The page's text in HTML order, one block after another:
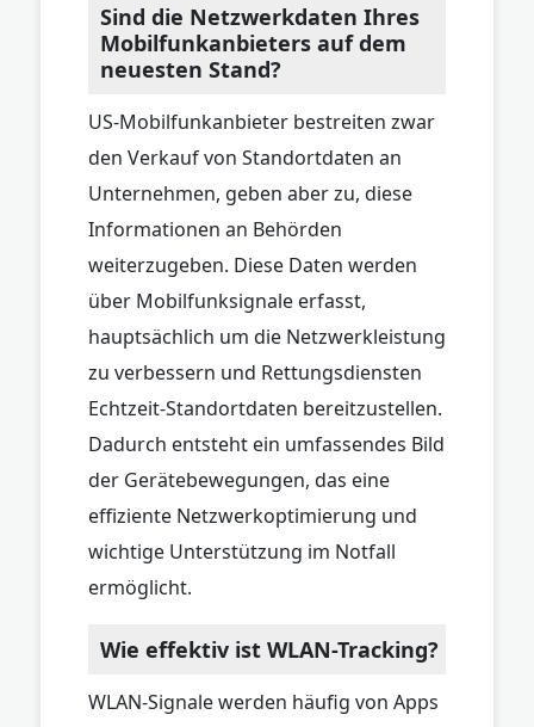
Sind die Netzwerkdaten Ihres
Mobilfunkanbieters auf dem
neuesten Stand?
US-Mobilfunkanbieter bestreiten zwar
den Verkauf von Standortdaten an
Unternehmen, geben aber zu, diese
Informationen an Behörden
weiterzugeben. Diese Daten werden
über Mobilfunksignale erfasst,
hauptsächlich um die Netzwerkleistung
zu verbessern und Rettungsdiensten
Echtzeit-Standortdaten bereitzustellen.
Dadurch entsteht ein umfassendes Bild
der Gerätebewegungen, das eine
effiziente Netzwerkoptimierung und
wichtige Unterstützung im Notfall
ermöglicht.
Wie effektiv ist WLAN-Tracking?
WLAN-Signale werden häufig von Apps